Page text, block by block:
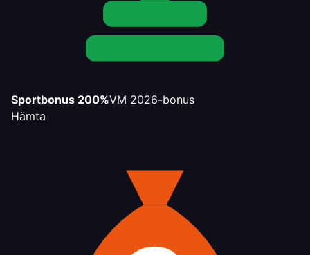
Sportbonus 200%VM 2026-bonus
Hämta